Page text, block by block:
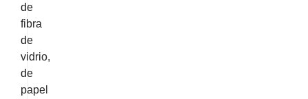
de
fibra
de
vidrio,
de
papel